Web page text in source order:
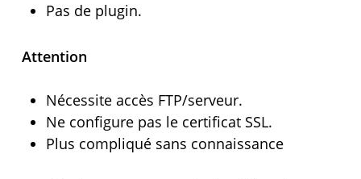
Pas de plugin.
Attention
Nécessite accès FTP/serveur.
Ne configure pas le certificat SSL.
Plus compliqué sans connaissance